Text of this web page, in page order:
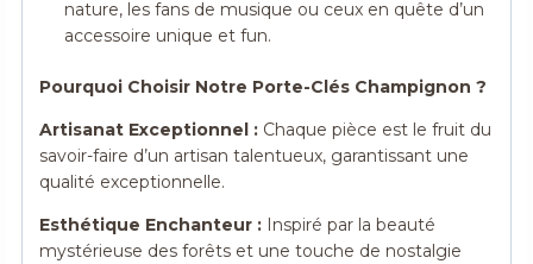
nature, les fans de musique ou ceux en quête d’un
accessoire unique et fun.
Pourquoi Choisir Notre Porte-Clés Champignon ?
Artisanat Exceptionnel : Chaque pièce est le fruit du
savoir-faire d’un artisan talentueux, garantissant une
qualité exceptionnelle.
Esthétique Enchanteur : Inspiré par la beauté
mystérieuse des forêts et une touche de nostalgie